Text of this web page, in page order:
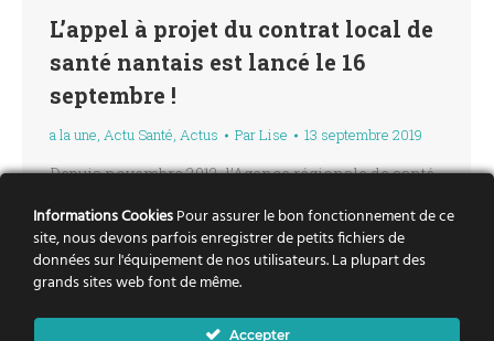
L’appel à projet du contrat local de
santé nantais est lancé le 16
septembre !
a la une, Actu Santé, Actus ParLise 13 septembre 2019
Depuis novembre 2012, l’Agence régionale de santé,
la Préfecture des Pays de la Loire, Nantes
Métropole et la Ville de Nantes coordonnent leurs
actions sur le territoire nantais, pour la promotion
de la santé publique, autour d’un contrat local de
santé (CLSa) articulé avec les ateliers santé ville et
Informations CookiesPour assurer le bon fonctionnement de ce
site, nous devons parfois enregistrer de petits fichiers de
données sur l'équipement de nos utilisateurs. La plupart des
grands sites web font de même.
Accepter